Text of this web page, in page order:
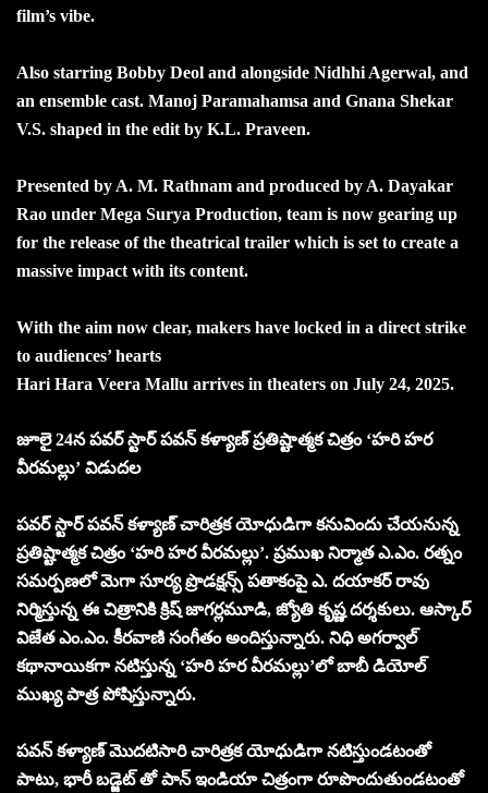
film’s vibe.
Also starring Bobby Deol and alongside Nidhhi Agerwal, and
an ensemble cast. Manoj Paramahamsa and Gnana Shekar
V.S. shaped in the edit by K.L. Praveen.
Presented by A. M. Rathnam and produced by A. Dayakar
Rao under Mega Surya Production, team is now gearing up
for the release of the theatrical trailer which is set to create a
massive impact with its content.
With the aim now clear, makers have locked in a direct strike
to audiences’ hearts
Hari Hara Veera Mallu arrives in theaters on July 24, 2025.
జూలై 24న పవర్ స్టార్ పవన్ కళ్యాణ్ ప్రతిష్టాత్మక చిత్రం ‘హరి హర
వీరమల్లు’ విడుదల
పవర్ స్టార్ పవన్ కళ్యాణ్ చారిత్రక యోధుడిగా కనువిందు చేయనున్న
ప్రతిష్టాత్మక చిత్రం ‘హరి హర వీరమల్లు’. ప్రముఖ నిర్మాత ఎ.ఎం. రత్నం
సమర్పణలో మెగా సూర్య ప్రొడక్షన్స్ పతాకంపై ఎ. దయాకర్ రావు
నిర్మిస్తున్న ఈ చిత్రానికి క్రిష్ జాగర్లమూడి, జ్యోతి కృష్ణ దర్శకులు. ఆస్కార్
విజేత ఎం.ఎం. కీరవాణి సంగీతం అందిస్తున్నారు. నిధి అగర్వాల్
కథానాయికగా నటిస్తున్న ‘హరి హర వీరమల్లు’లో బాబీ డియోల్
ముఖ్య పాత్ర పోషిస్తున్నారు.
పవన్ కళ్యాణ్ మొదటిసారి చారిత్రక యోధుడిగా నటిస్తుండటంతో
పాటు, భారీ బడ్జెట్ తో పాన్ ఇండియా చిత్రంగా రూపొందుతుండటంతో